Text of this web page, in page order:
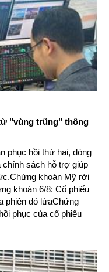
"vùng trũng" thông
phục hồi thứ hai, dòng
sách hỗ trợ giúp
khoán Mỹ rời
khoán 6/8: Cổ phiếu
phiên đỏ lửaChứng
phục của cổ phiếu